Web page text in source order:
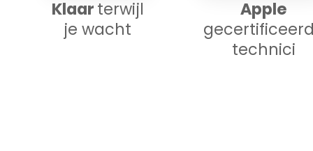
Klaarterwijl
je wacht
Apple
technici